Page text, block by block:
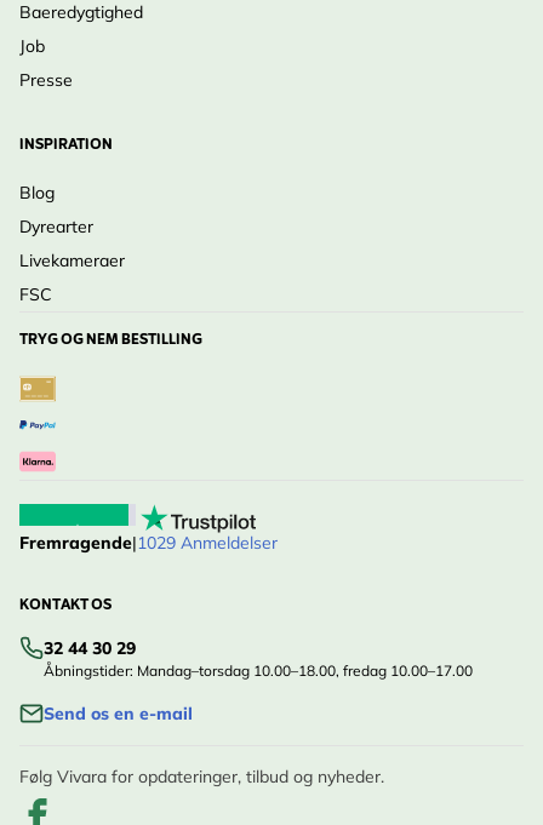
Baeredygtighed
Job
Presse
INSPIRATION
Blog
Dyrearter
Livekameraer
FSC
TRYG OG NEM BESTILLING
Fremragende|1029 Anmeldelser
KONTAKT OS
32 44 30 29
Åbningstider: Mandag–torsdag 10.00–18.00, fredag 10.00–17.00
Send os en e-mail
Følg Vivara for opdateringer, tilbud og nyheder.